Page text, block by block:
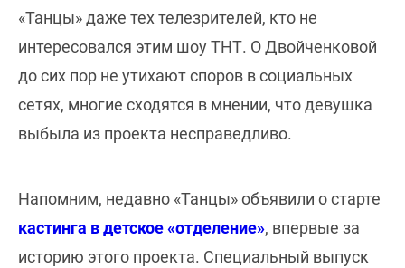
«Танцы» даже тех телезрителей, кто не
интересовался этим шоу ТНТ. О Двойченковой
до сих пор не утихают споров в социальных
сетях, многие сходятся в мнении, что девушка
выбыла из проекта несправедливо.
Напомним, недавно «Танцы» объявили о старте
кастинга в детское «отделение», впервые за
историю этого проекта. Специальный выпуск